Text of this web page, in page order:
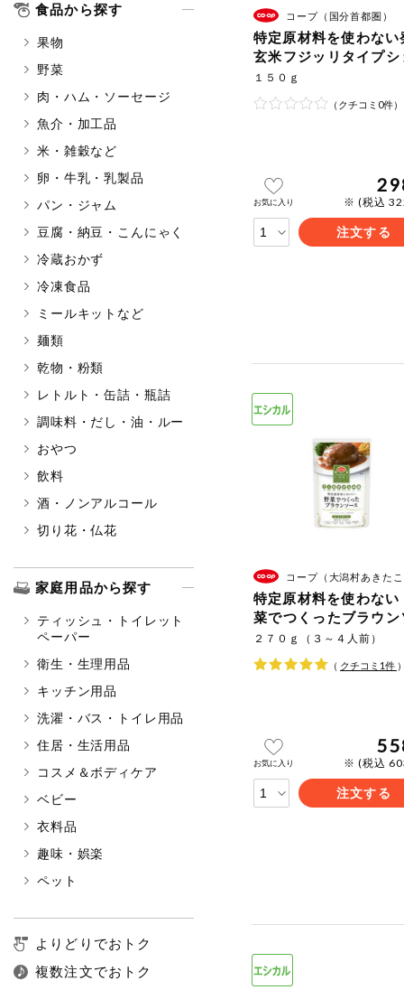
オレンジ
カシュ
さけ
マカダミアナッツ
もも
食品から探す
果物
野菜
肉・ハム・ソーセージ
魚介・加工品
米・雑穀など
卵・牛乳・乳製品
パン・ジャム
豆腐・納豆・こんにゃく
冷蔵おかず
冷凍食品
ミールキットなど
麺類
乾物・粉類
レトルト・缶詰・瓶詰
調味料・だし・油・ルー
おやつ
飲料
酒・ノンアルコール
切り花・仏花
家庭用品から探す
ティッシュ・トイレット
ペーパー
衛生・生理用品
キッチン用品
洗濯・バス・トイレ用品
住居・生活用品
コスメ＆ボディケア
ベビー
衣料品
趣味・娯楽
ペット
よりどりでおトク
複数注文でおトク
コープ（国分首都圏）
特定原材料を使わない
玄米フジッリタイプシ
トパスタ
１５０ｇ
（クチコミ0件）
お気に入り ※ (税込
注文する
コープ（大潟村あきたこまち生産者協
特定原材料を使わな
菜でつくったブラウン
ス
２７０ｇ（３～４人前）
（ クチコミ 1件
お気に入り ※ (税込
注文する